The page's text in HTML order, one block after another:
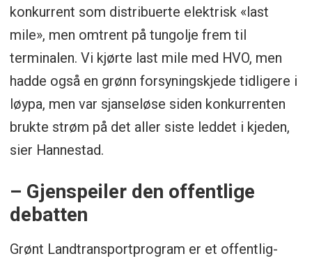
konkurrent som distribuerte elektrisk «last
mile», men omtrent på tungolje frem til
terminalen. Vi kjørte last mile med HVO, men
hadde også en grønn forsyningskjede tidligere i
løypa, men var sjanseløse siden konkurrenten
brukte strøm på det aller siste leddet i kjeden,
sier Hannestad.
– Gjenspeiler den offentlige
debatten
Grønt Landtransportprogram er et offentlig-